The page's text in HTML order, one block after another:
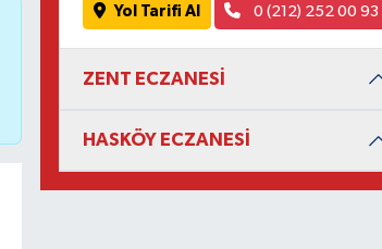
Yol Tarifi Al 0 (212) 252 00 93
ZENT ECZANESİ
HASKÖY ECZANESİ